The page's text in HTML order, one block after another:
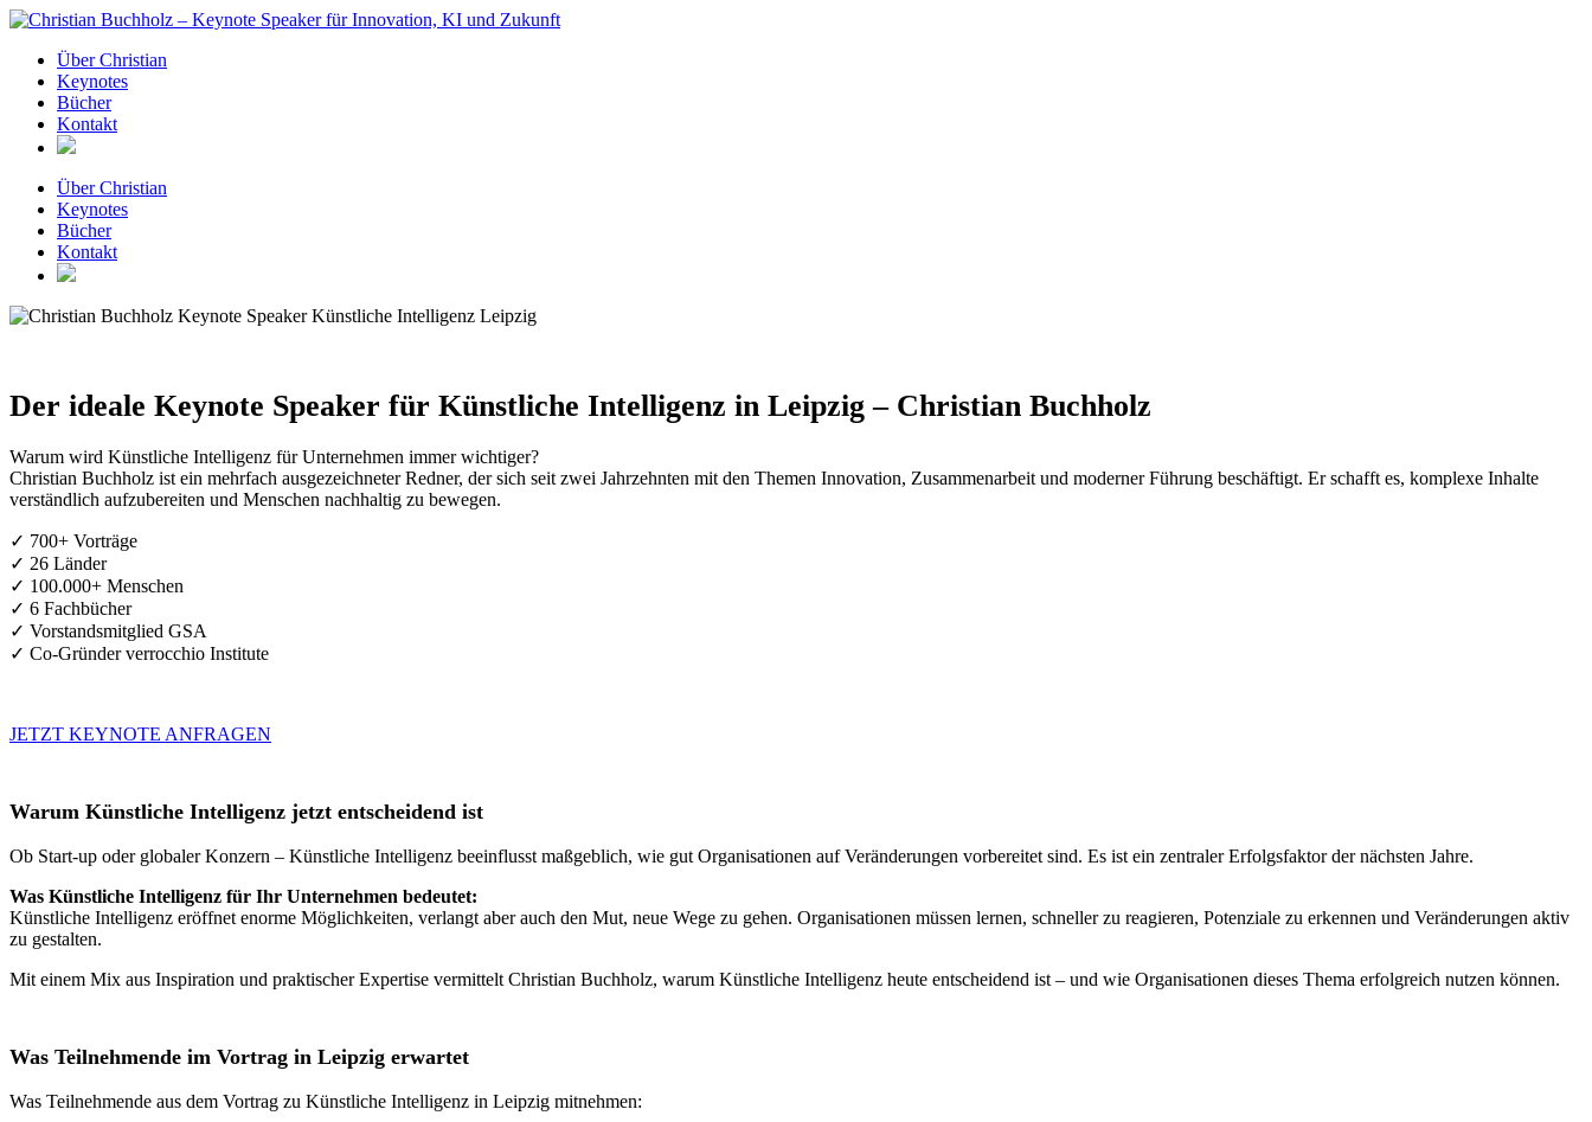
Zum
springenÜber Christian
Keynotes
Bücher
Kontakt
Über Christian
Keynotes
Bücher
Kontakt
Der ideale Keynote Speaker für Künstliche Intelligenz in Leipzig – Christian Buchholz
Warum wird Künstliche Intelligenz für Unternehmen immer wichtiger?
Christian Buchholz ist ein mehrfach ausgezeichneter Redner, der sich seit zwei Jahrzehnten mit den Themen Innovation, Zusammenarbeit und moderner Führung beschäftigt. Er schafft es, komplexe Inhalte
verständlich aufzubereiten und Menschen nachhaltig zu bewegen.
✓ 700+ Vorträge
✓ 26 Länder
✓ 100.000+ Menschen
✓ 6 Fachbücher
✓ Vorstandsmitglied GSA
✓ Co-Gründer verrocchio Institute
JETZT KEYNOTE ANFRAGEN
Warum Künstliche Intelligenz jetzt entscheidend ist
Ob Start-up oder globaler Konzern – Künstliche Intelligenz beeinflusst maßgeblich, wie gut Organisationen auf Veränderungen vorbereitet sind. Es ist ein zentraler Erfolgsfaktor der nächsten Jahre.
Was Künstliche Intelligenz für Ihr Unternehmen bedeutet:
Künstliche Intelligenz eröffnet enorme Möglichkeiten, verlangt aber auch den Mut, neue Wege zu gehen. Organisationen müssen lernen, schneller zu reagieren, Potenziale zu erkennen und Veränderungen aktiv
zu gestalten.
Mit einem Mix aus Inspiration und praktischer Expertise vermittelt Christian Buchholz, warum Künstliche Intelligenz heute entscheidend ist – und wie Organisationen dieses Thema erfolgreich nutzen können.
Was Teilnehmende im Vortrag in Leipzig erwartet
Was Teilnehmende aus dem Vortrag zu Künstliche Intelligenz in Leipzig mitnehmen: